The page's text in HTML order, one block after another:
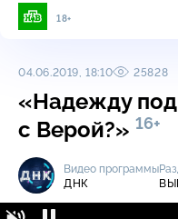
18+
04.06.2019, 18:10 25828
«Надежду
с Верой?» 16+
Видео программы
ДНК